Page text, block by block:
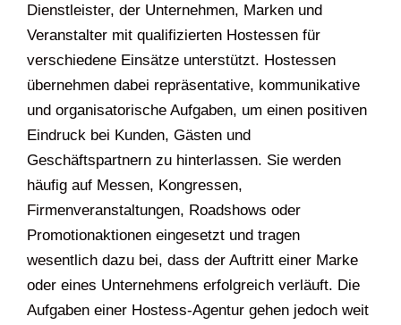
Dienstleister, der Unternehmen, Marken und
Veranstalter mit qualifizierten Hostessen für
verschiedene Einsätze unterstützt. Hostessen
übernehmen dabei repräsentative, kommunikative
und organisatorische Aufgaben, um einen positiven
Eindruck bei Kunden, Gästen und
Geschäftspartnern zu hinterlassen. Sie werden
häufig auf Messen, Kongressen,
Firmenveranstaltungen, Roadshows oder
Promotionaktionen eingesetzt und tragen
wesentlich dazu bei, dass der Auftritt einer Marke
oder eines Unternehmens erfolgreich verläuft. Die
Aufgaben einer Hostess-Agentur gehen jedoch weit